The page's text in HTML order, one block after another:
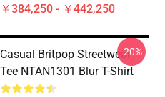
￥384,250 - ￥442,250
Casual Britpop Streetwear
Tee NTAN1301 Blur T-Shirt
-20%